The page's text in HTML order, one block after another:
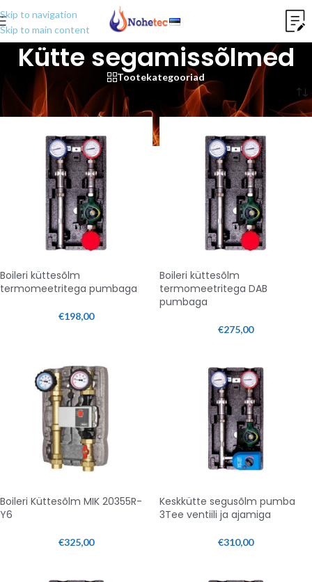
Skip to navigation
Skip to main content
Kütte segamissõlmed
Tootekategooriad
Esileht
Küttesõlmed ja kollektorid Kütte segamissõlmed
Boileri küttesõlm
termomeetritega pumbaga
€198,00
Boileri küttesõlm
termomeetritega DAB
pumbaga
€275,00
Boileri Küttesõlm MIK 20355R-
Y6
€325,00
Keskkütte segusõlm pumba
3Tee ventiili ja ajamiga
€310,00